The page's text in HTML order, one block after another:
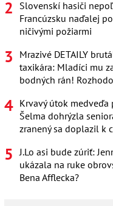
Slovenskí hasiči
Francúzsku naďalej
ničivými požiarmi
Mrazivé DETAILY
taxikára: Mladíci mu
bodných rán!
Krvavý útok medveďa
Šelma dohrýzla
zranený sa doplazil k
J.Lo asi bude zúriť:
ukázala na ruke
Bena Afflecka?